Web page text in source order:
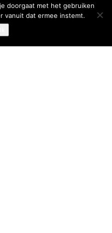
doorgaat met het gebruiken
vanuit dat ermee instemt.